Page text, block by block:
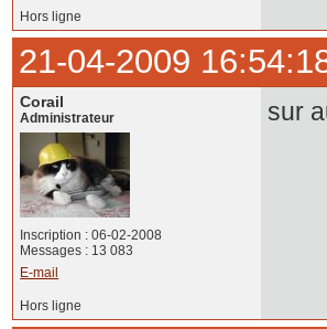
Hors ligne
21-04-2009
Corail
Administrateur
Inscription : 06-02-2008
Messages : 13 083
E-mail
sur
Hors ligne